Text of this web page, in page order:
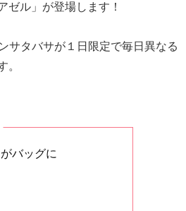
ゼル」が登場します！
サタバサが１日限定で毎日異なる
。
バッグに